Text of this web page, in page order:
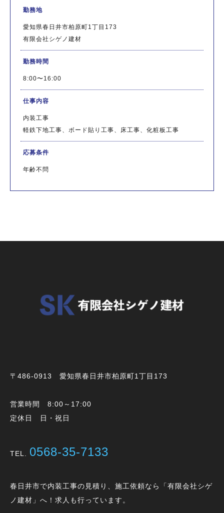
勤務地
愛知県春日井市柏原町1丁目173
有限会社シゲノ建材
勤務時間
8:00〜16:00
仕事内容
内装工事
軽鉄下地工事、ボード貼り工事、床工事、化粧板工事
応募条件
年齢不問
〒486-0913 愛知県春日井市柏原町1丁目173
営業時間 8:00～17:00
定休日 日・祝日
TEL. 0568-35-7133
春日井市で内装工事の見積り、施工依頼なら「有限会社シゲ
ノ建材」へ！求人も行っています。